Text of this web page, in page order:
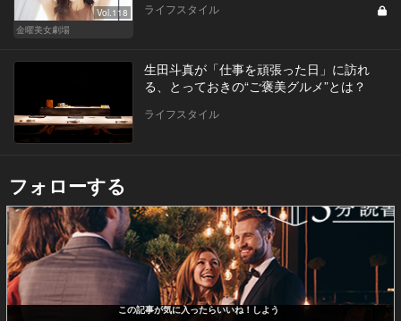
Vol.118
金曜美女劇場
ライフスタイル
生田斗真が「仕事を頑張った日」に訪れ
る、とっておきの“ご褒美グルメ”とは？
ライフスタイル
フォローする
この記事が気に入ったらいいね！しよう